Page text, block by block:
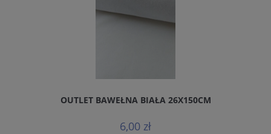
OUTLET BAWEŁNA BIAŁA 26X150CM
6,00 zł